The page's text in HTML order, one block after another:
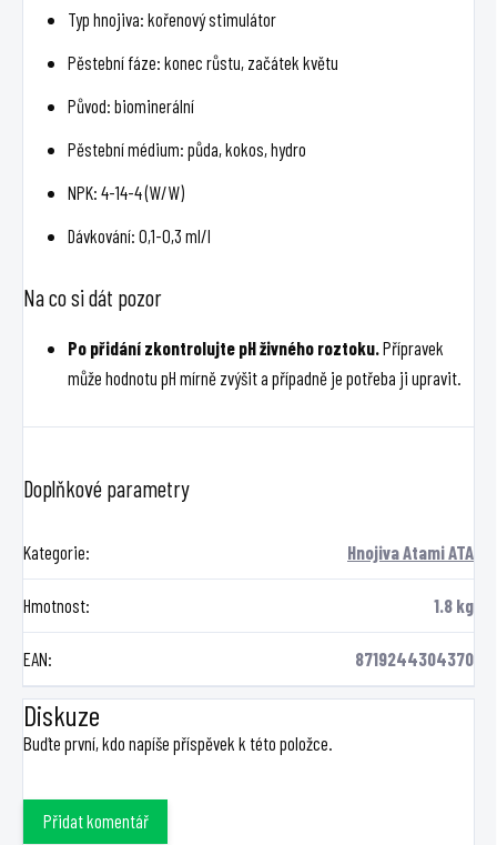
Typ hnojiva: kořenový stimulátor
Pěstební fáze: konec růstu, začátek květu
Původ: biominerální
Pěstební médium: půda, kokos, hydro
NPK: 4-14-4 (W/W)
Dávkování: 0,1-0,3 ml/l
Na co si dát pozor
Po přidání zkontrolujte pH živného roztoku. Přípravek
může hodnotu pH mírně zvýšit a případně je potřeba ji upravit.
Doplňkové parametry
Kategorie: Hnojiva Atami ATA
Hmotnost: 1.8 kg
EAN: 8719244304370
Diskuze
Buďte první, kdo napíše příspěvek k této položce.
Přidat komentář